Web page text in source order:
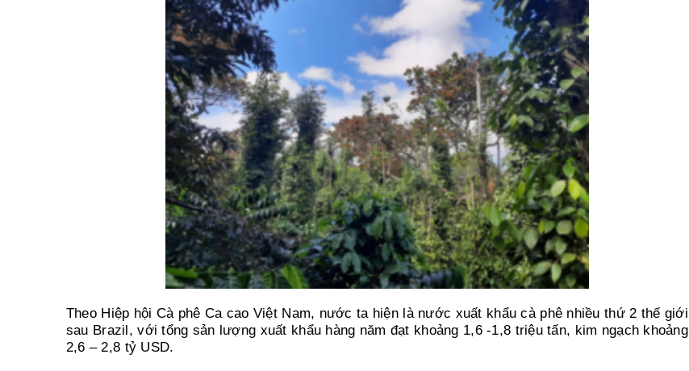
Theo Hiệp hội Cà phê Ca cao Việt Nam, nước ta hiện là nước xuất khẩu cà phê nhiều thứ 2 thế giới
sau Brazil, với tổng sản lượng xuất khẩu hàng năm đạt khoảng 1,6 -1,8 triệu tấn, kim ngạch khoảng
2,6 – 2,8 tỷ USD.